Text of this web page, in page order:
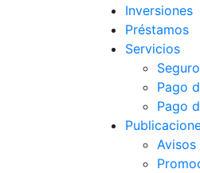
Inversiones
Préstamos
Servicios
Pago
Pago
Avisos